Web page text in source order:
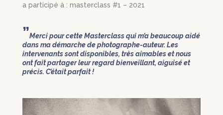
a participé à : masterclass #1 – 2021
”Merci pour cette Masterclass qui m’a beaucoup aidé
dans ma démarche de photographe-auteur. Les
intervenants sont disponibles, très aimables et nous
ont fait partager leur regard bienveillant, aiguisé et
précis. C’était parfait !